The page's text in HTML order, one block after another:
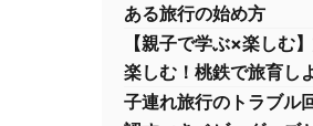
ある旅行の始め方
【親子で学ぶ×楽しむ
楽しむ！桃鉄で旅育し
子連れ旅行のトラブル